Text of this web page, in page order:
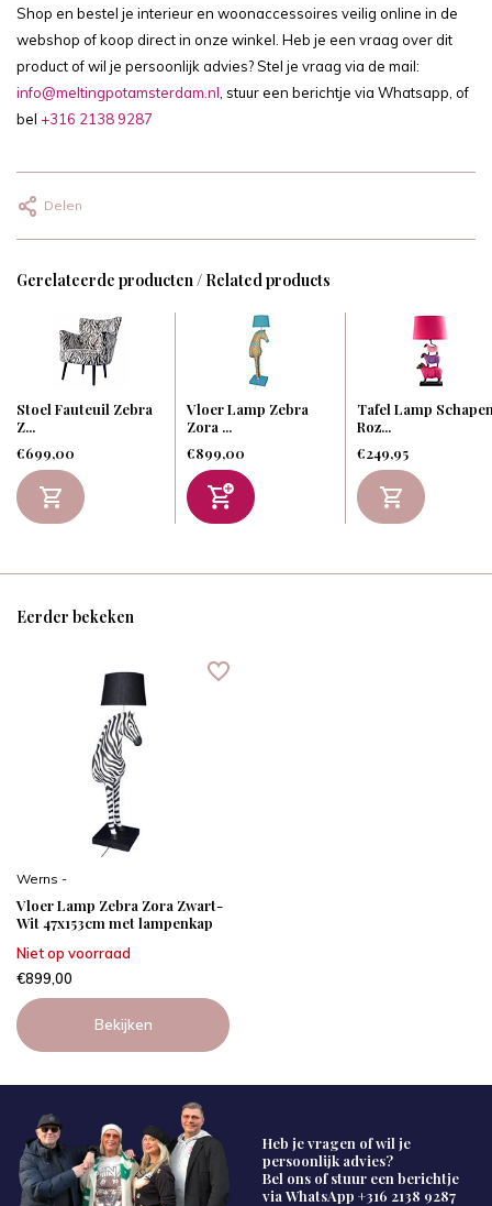
Shop en bestel je interieur en woonaccessoires veilig online in de
webshop of koop direct in onze winkel. Heb je een vraag over dit
product of wil je persoonlijk advies? Stel je vraag via de mail:
info@meltingpotamsterdam.nl, stuur een berichtje via Whatsapp, of
bel +316 2138 9287
Delen
Gerelateerde producten / Related products
Stoel Fauteuil Zebra
Z...
€699,00
Vloer Lamp Zebra
Zora ...
€899,00
Tafel Lamp
Roz...
€249,95
Eerder bekeken
Werns -
Vloer Lamp Zebra Zora Zwart-
Wit 47x153cm met lampenkap
Niet op voorraad
€899,00
Bekijken
Heb je vragen of wil je
persoonlijk advies?
Bel ons of stuur een berichtje
via WhatsApp +316 2138 9287